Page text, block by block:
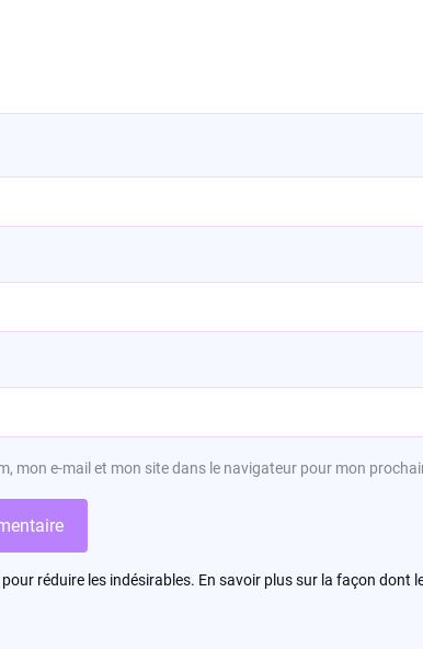
mon e-mail et mon site dans le navigateur pour mon
réduire les indésirables. En savoir plus sur la façon dont